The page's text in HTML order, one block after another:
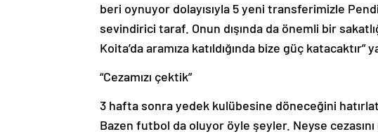
beri oynuyor dolayısıyla 5 yeni transferimizle
sevindirici taraf. Onun dışında da önemli bir
Koita’da aramıza katıldığında bize güç katacaktır”
“Cezamızı çektik”
3 hafta sonra yedek kulübesine döneceğini
Bazen futbol da oluyor öyle şeyler. Neyse